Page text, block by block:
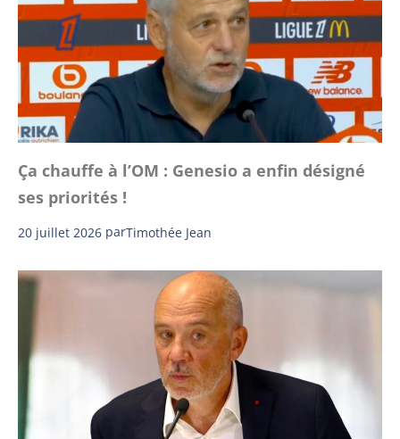
Ça chauffe à l’OM : Genesio a enfin désigné
ses priorités !
20 juillet 2026 parTimothée Jean